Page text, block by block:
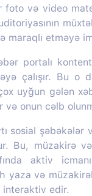
foto və video
maraqlı etməyə
portalı
çalışır. Bu o
uyğun gələn
onun cəlb
sosial
Bu, müzakirə
aktiv
yaza və
interaktiv edir.